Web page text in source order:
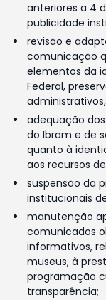
anteriores a 4
publicidade
revisão e
comunicação
elementos da
Federal,
adequação
do Ibram e de
quanto à
aos recursos
suspensão da
institucionais
manutenção
comunicados
informativos,
museus, à
programação
transparência;